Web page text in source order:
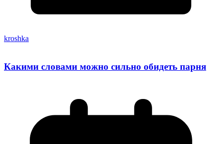
kroshka
Какими словами можно сильно обидеть парня